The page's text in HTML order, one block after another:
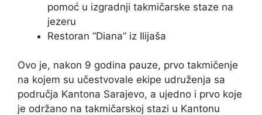
pomoć u izgradnji takmičarske staze na
jezeru
Restoran “Diana” iz Ilijaša
Ovo je, nakon 9 godina pauze, prvo takmičenje
na kojem su učestvovale ekipe udruženja sa
područja Kantona Sarajevo, a ujedno i prvo koje
je održano na takmičarskoj stazi u Kantonu